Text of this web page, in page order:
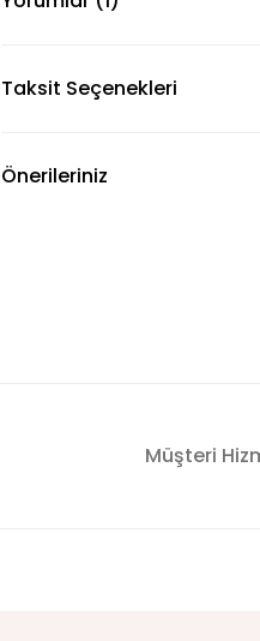
Taksit Seçenekleri
Önerileriniz
Müşteri